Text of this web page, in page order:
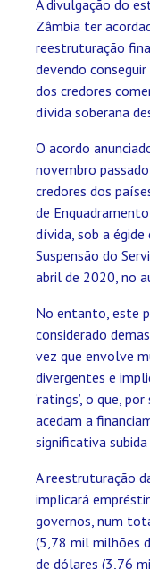
A divulgação do
Zâmbia ter
reestruturação
devendo
dos credores
dívida soberana
O acordo
novembro
credores dos
de
dívida, sob a égide
Suspensão do
abril de 2020, no
No entanto, este
considerado
vez que envolve
divergentes e
‘ratings’, o que,
acedam a
significativa
A reestruturação
implicará
governos, num
(5,78 mil milhões
de dólares (3,76